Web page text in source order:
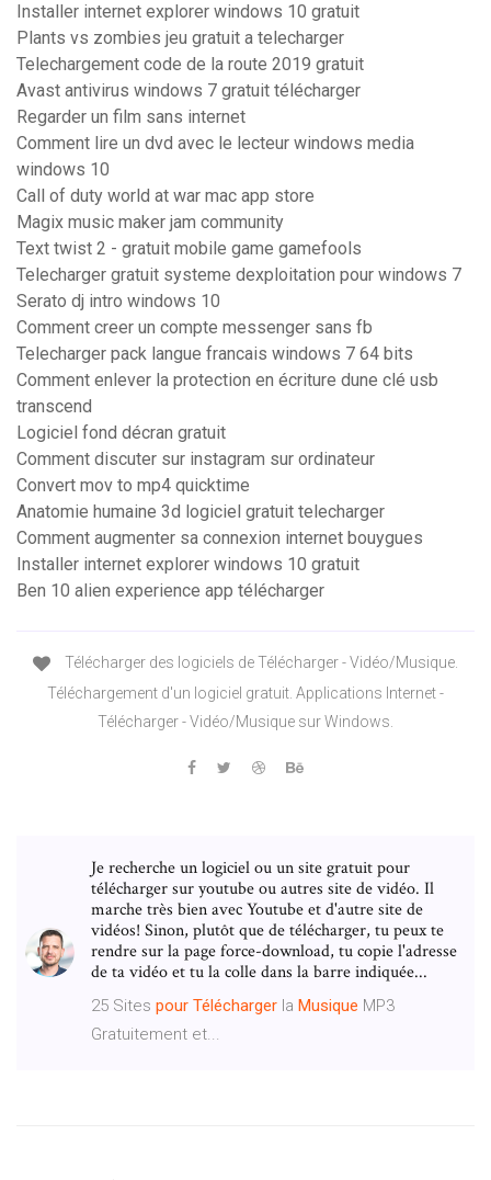
Installer internet explorer windows 10 gratuit
Plants vs zombies jeu gratuit a telecharger
Telechargement code de la route 2019 gratuit
Avast antivirus windows 7 gratuit télécharger
Regarder un film sans internet
Comment lire un dvd avec le lecteur windows media
windows 10
Call of duty world at war mac app store
Magix music maker jam community
Text twist 2 - gratuit mobile game gamefools
Telecharger gratuit systeme dexploitation pour windows 7
Serato dj intro windows 10
Comment creer un compte messenger sans fb
Telecharger pack langue francais windows 7 64 bits
Comment enlever la protection en écriture dune clé usb
transcend
Logiciel fond décran gratuit
Comment discuter sur instagram sur ordinateur
Convert mov to mp4 quicktime
Anatomie humaine 3d logiciel gratuit telecharger
Comment augmenter sa connexion internet bouygues
Installer internet explorer windows 10 gratuit
Ben 10 alien experience app télécharger
Télécharger des logiciels de Télécharger - Vidéo/Musique.
Téléchargement d'un logiciel gratuit. Applications Internet -
Télécharger - Vidéo/Musique sur Windows.
Je recherche un logiciel ou un site gratuit pour
télécharger sur youtube ou autres site de vidéo. Il
marche très bien avec Youtube et d'autre site de
vidéos! Sinon, plutôt que de télécharger, tu peux te
rendre sur la page force-download, tu copie l'adresse
de ta vidéo et tu la colle dans la barre indiquée...
25 Sites pour Télécharger la Musique MP3
Gratuitement et...